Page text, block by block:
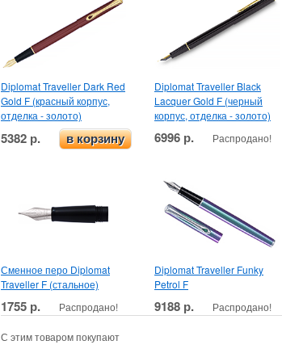
Diplomat Traveller Dark Red
Gold F (красный корпус,
отделка - золото)
5382 р. в корзину
Diplomat Traveller Black
Lacquer Gold F (черный
корпус, отделка - золото)
6996 р. Распродано!
Сменное перо Diplomat
Traveller F (стальное)
1755 р. Распродано!
Diplomat Traveller Funky
Petrol F
9188 р. Распродано!
С этим товаром покупают